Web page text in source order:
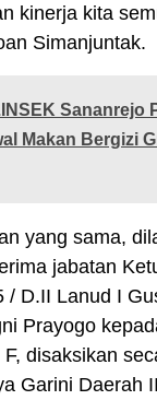
kinerja kita
Simanjuntak.
Sananrejo
Makan Bergizi
yang sama,
jabatan
/ D.II Lanud I
Prayogo
disaksikan
Garini Daerah